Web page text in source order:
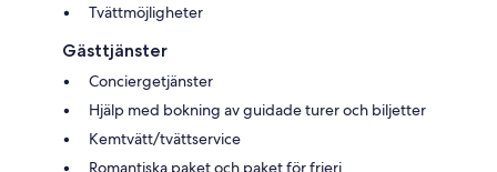
Tvättmöjligheter
Gästtjänster
Conciergetjänster
Hjälp med bokning av guidade turer och biljetter
Kemtvätt/tvättservice
Romantiska paket och paket för frieri